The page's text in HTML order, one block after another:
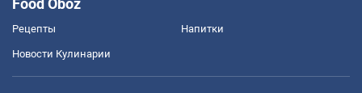
Рецепты Напитки
Новости Кулинарии